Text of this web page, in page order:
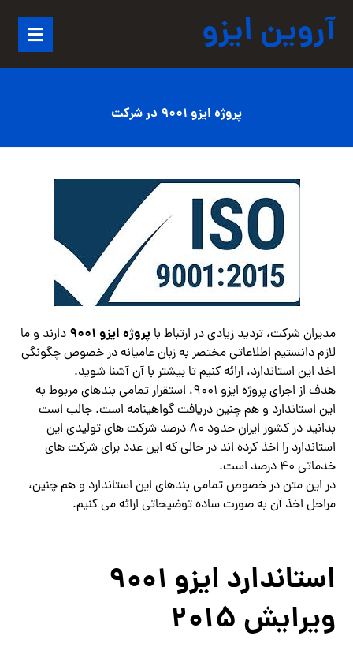
آروین ایزو
پروژه ایزو 9001 در شرکت
مدیران شرکت، تردید زیادی در ارتباط باپروژه ایزو 9001
دارند و ما
لازم دانستیم اطلاعاتی مختصر به زبان عامیانه در خصوص چگونگی
اخذ این استاندارد، ارائه کنیم تا بیشتر با آن آشنا شوید.
هدف از اجرای پروژه ایزو 9001، استقرار تمامی بندهای مربوط به
این استاندارد و هم چنین دریافت گواهینامه است. جالب است
بدانید در کشور ایران حدود 80 درصد شرکت های تولیدی این
استاندارد را اخذ کرده اند در حالی که این عدد برای شرکت های
خدماتی 40 درصد است.
در این متن در خصوص تمامی بندهای این استاندارد و هم چنین،
مراحل اخذ آن به صورت ساده توضیحاتی ارائه می کنیم.
استاندارد ایزو 9001
ویرایش 2015